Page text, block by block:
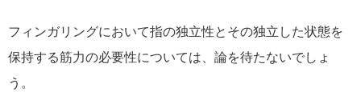
フィンガリングにおいて指の独立性とその独立した状態を
保持する筋力の必要性については、論を待たないでしょ
う。